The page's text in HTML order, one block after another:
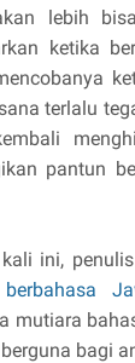
lebih
ketika
terlalu
pantun
ini,
mutiara
bagi